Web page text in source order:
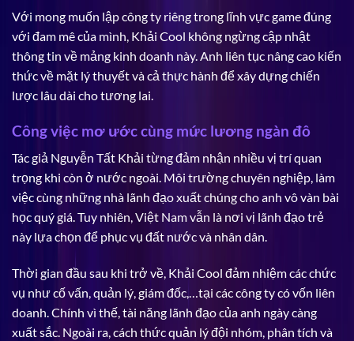
Với mong muốn lập công ty riêng trong lĩnh vực game đúng
với đam mê của mình, Khải Cool không ngừng cập nhật
thông tin về mảng kinh doanh này. Anh liên tục nâng cao kiến
thức về mặt lý thuyết và cả thực hành để xây dựng chiến
lược lâu dài cho tương lai.
Công việc mơ ước cùng mức lương ngàn đô
Tác giả Nguyễn Tất Khải từng đảm nhận nhiều vị trí quan
trọng khi còn ở nước ngoài. Môi trường chuyên nghiệp, làm
việc cùng những nhà lãnh đạo xuất chúng cho anh vô vàn bài
học quý giá. Tuy nhiên, Việt Nam vẫn là nơi vị lãnh đạo trẻ
này lựa chọn để phục vụ đất nước và nhân dân.
Thời gian đầu sau khi trở về, Khải Cool đảm nhiệm các chức
vụ như cố vấn, quản lý, giám đốc,…tại các công ty có vốn liên
doanh. Chính vì thế, tài năng lãnh đạo của anh ngày càng
xuất sắc. Ngoài ra, cách thức quản lý đội nhóm, phân tích và